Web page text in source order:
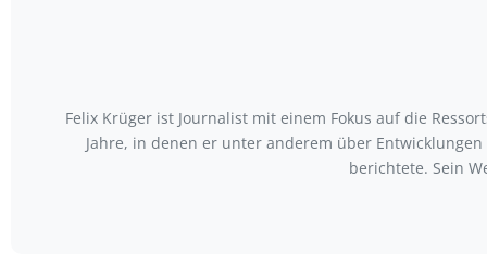
Felix Krüger ist Journalist mit einem Fokus auf die
Jahre, in denen er unter anderem über
berichtete. Sein